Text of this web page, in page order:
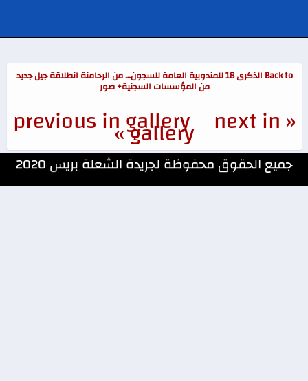
Back to الذكرى 18 للمندوبية العامة للسجون… من الرحامنة انطلاقة جيل جديد
من المؤسسات السجنية+ صور
« previous in gallery
next in
gallery »
جميع الحقوق محفوظة لجريدة الشعلة بريس 2020